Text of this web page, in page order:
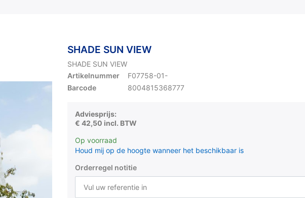
SHADE SUN VIEW
SHADE SUN VIEW
Artikelnummer
F07758-01-
Barcode
8004815368777
Adviesprijs:
€ 42,50 incl. BTW
Op voorraad
Houd mij op de hoogte wanneer het beschikbaar is
Orderregel notitie